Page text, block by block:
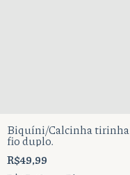
Biquíni/Calcinha tirinha
fio duplo.
R$49,99